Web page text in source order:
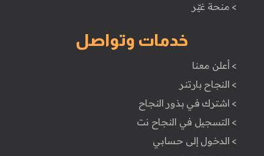
> منحة غيّر
خدمات وتواصل
> أعلن معنا
> النجاح بارتنر
> اشترك في بذور النجاح
> التسجيل في النجاح نت
> الدخول إلى حسابي